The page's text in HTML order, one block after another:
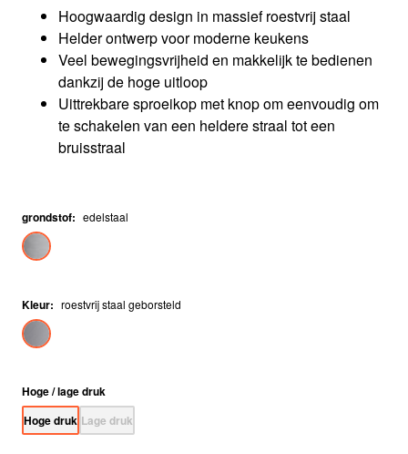
Hoogwaardig design in massief roestvrij staal
Helder ontwerp voor moderne keukens
Veel bewegingsvrijheid en makkelijk te bedienen
dankzij de hoge uitloop
Uittrekbare sproeikop met knop om eenvoudig om
te schakelen van een heldere straal tot een
bruisstraal
grondstof: edelstaal
Kleur: roestvrij staal geborsteld
Hoge / lage druk
Hoge druk Lage druk